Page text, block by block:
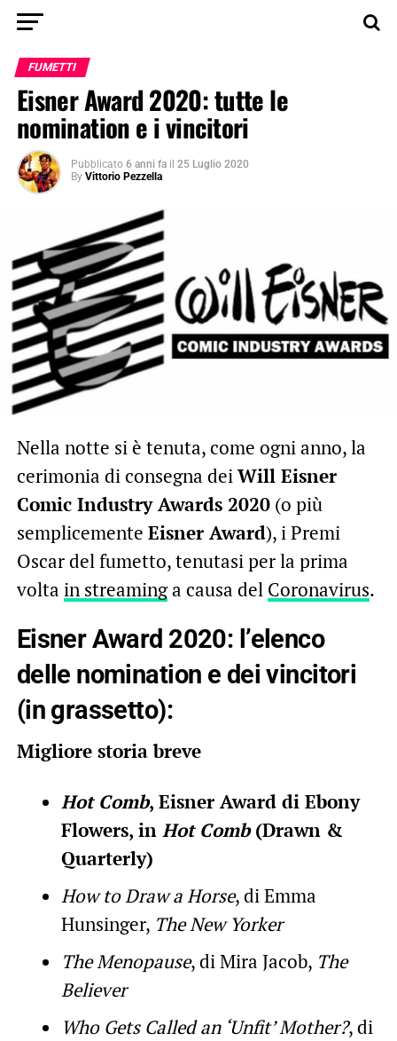
FUMETTI
Eisner Award 2020: tutte le
nomination e i vincitori
Pubblicato 6 anni fa il 25 Luglio 2020
By Vittorio Pezzella
Nella notte si è tenuta, come ogni anno, la
cerimonia di consegna deiWill Eisner
Comic Industry Awards 2020(o più
semplicemente Eisner Award), i Premi
Oscar del fumetto, tenutasi per la prima
volta in streaminga causa del Coronavirus.
Eisner Award 2020: l’elenco
delle nomination e deivincitori
(in grassetto):
Migliore storia breve
Hot Comb, Eisner Award di Ebony
Flowers, in Hot Comb(Drawn &
Quarterly)
How to Draw a Horse, di Emma
Hunsinger, The New Yorker
The Menopause, di Mira Jacob, The
Believer
Who Gets Called an ‘Unfit’ Mother?, di